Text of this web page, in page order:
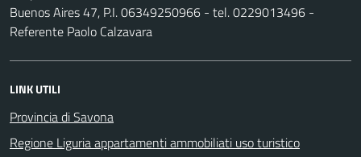
Buenos Aires 47, P.I. 06349250966 - tel. 0229013496 -
Referente Paolo Calzavara
LINK UTILI
Provincia di Savona
Regione Liguria appartamenti ammobiliati uso turistico